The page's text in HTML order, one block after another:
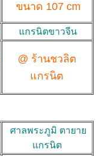
ขนาด 107 cm
แกรนิตขาวจีน
@ ร้านชวลิต
แกรนิต
ศาลพระภูมิ ตายาย
แกรนิต